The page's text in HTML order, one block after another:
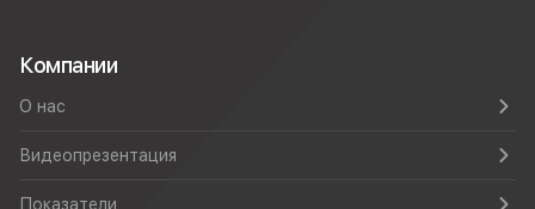
Компании
О нас
Видеопрезентация
Показатели